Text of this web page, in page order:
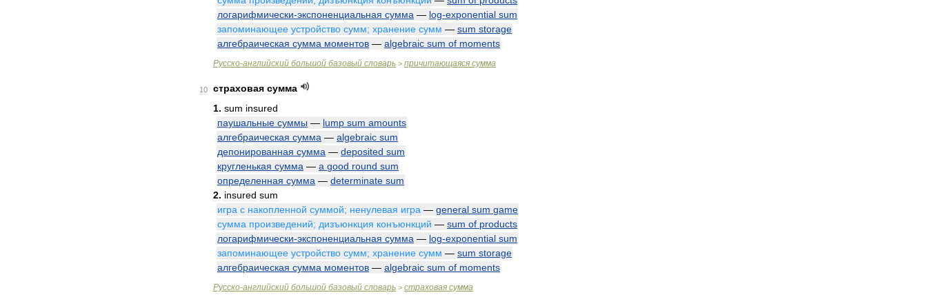
логарифмически-экспоненциальная сумма — log-exponential sum
запоминающее устройство сумм; хранение сумм — sum storage
алгебраическая сумма моментов — algebraic sum of moments
Русско-английский большой базовый словарь > причитающаяся сумма
10 страховая сумма
1. sum insured
паушальные суммы — lump sum amounts
алгебраическая сумма — algebraic sum
депонированная сумма — deposited sum
кругленькая сумма — a good round sum
определенная сумма — determinate sum
2. insured sum
игра с накопленной суммой; ненулевая игра — general sum game
сумма произведений; дизъюнкция конъюнкций — sum of products
логарифмически-экспоненциальная сумма — log-exponential sum
запоминающее устройство сумм; хранение сумм — sum storage
алгебраическая сумма моментов — algebraic sum of moments
Русско-английский большой базовый словарь > страховая сумма